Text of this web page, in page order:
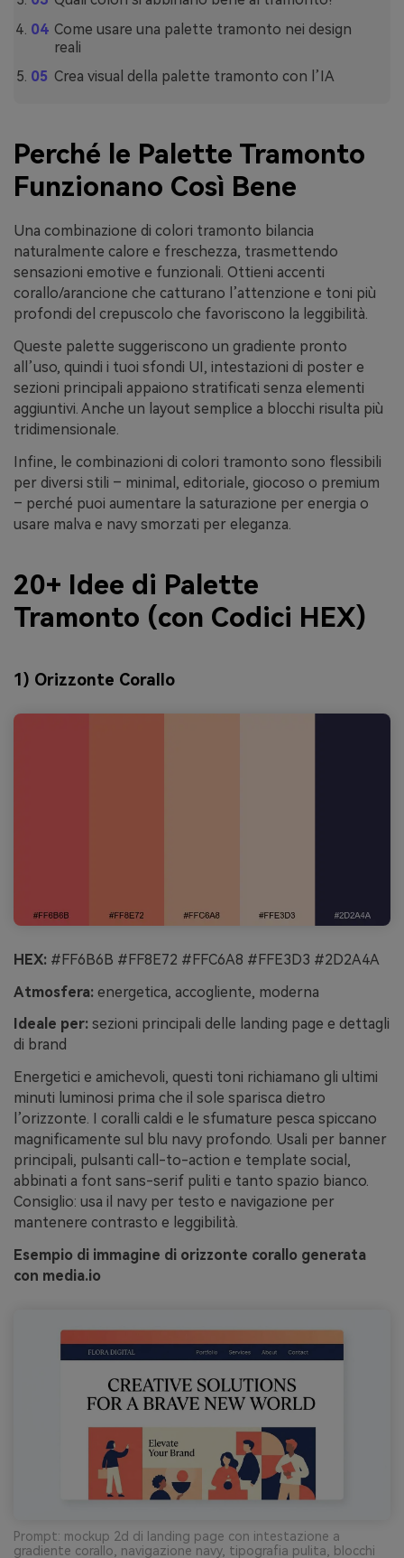
Come usare una palette tramonto nei design
reali
Crea visual della palette tramonto con l’IA
Perché le Palette Tramonto
Funzionano Così Bene
Una combinazione di colori tramonto bilancia
naturalmente calore e freschezza, trasmettendo
sensazioni emotive e funzionali. Ottieni accenti
corallo/arancione che catturano l’attenzione e toni più
profondi del crepuscolo che favoriscono la leggibilità.
Queste palette suggeriscono un gradiente pronto
all’uso, quindi i tuoi sfondi UI, intestazioni di poster e
sezioni principali appaiono stratificati senza elementi
aggiuntivi. Anche un layout semplice a blocchi risulta più
tridimensionale.
Infine, le combinazioni di colori tramonto sono flessibili
per diversi stili – minimal, editoriale, giocoso o premium
– perché puoi aumentare la saturazione per energia o
usare malva e navy smorzati per eleganza.
20+ Idee di Palette
Tramonto (con Codici HEX)
1) Orizzonte Corallo
HEX: #FF6B6B #FF8E72 #FFC6A8 #FFE3D3 #2D2A4A
Atmosfera: energetica, accogliente, moderna
Ideale per: sezioni principali delle landing page e dettagli
di brand
Energetici e amichevoli, questi toni richiamano gli ultimi
minuti luminosi prima che il sole sparisca dietro
l’orizzonte. I coralli caldi e le sfumature pesca spiccano
magnificamente sul blu navy profondo. Usali per banner
principali, pulsanti call-to-action e template social,
abbinati a font sans-serif puliti e tanto spazio bianco.
Consiglio: usa il navy per testo e navigazione per
mantenere contrasto e leggibilità.
Esempio di immagine di orizzonte corallo generata
con media.io
Prompt: mockup 2d di landing page con intestazione a
gradiente corallo, navigazione navy, tipografia pulita, blocchi